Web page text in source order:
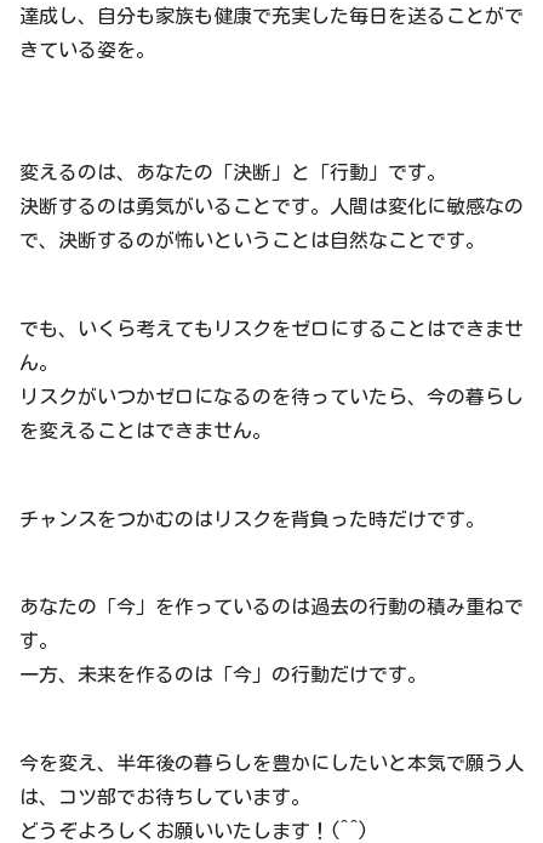
達成し、自分も家族も健康で充実した毎日を送ることがで
きている姿を。
変えるのは、あなたの「決断」と「行動」です。
決断するのは勇気がいることです。人間は変化に敏感なの
で、決断するのが怖いということは自然なことです。
でも、いくら考えてもリスクをゼロにすることはできませ
ん。
リスクがいつかゼロになるのを待っていたら、今の暮らし
を変えることはできません。
チャンスをつかむのはリスクを背負った時だけです。
あなたの「今」を作っているのは過去の行動の積み重ねで
す。
一方、未来を作るのは「今」の行動だけです。
今を変え、半年後の暮らしを豊かにしたいと本気で願う人
は、コツ部でお待ちしています。
どうぞよろしくお願いいたします！(^^)